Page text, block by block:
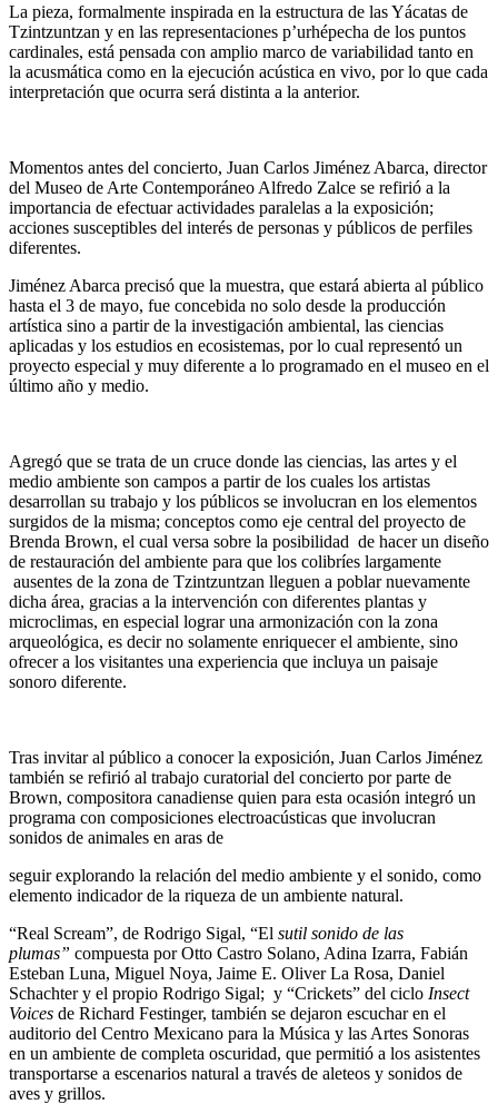
La pieza, formalmente inspirada en la estructura de las Yácatas de
Tzintzuntzan y en las representaciones p’urhépecha de los puntos
cardinales, está pensada con amplio marco de variabilidad tanto en
la acusmática como en la ejecución acústica en vivo, por lo que cada
interpretación que ocurra será distinta a la anterior.
Momentos antes del concierto, Juan Carlos Jiménez Abarca, director
del Museo de Arte Contemporáneo Alfredo Zalce se refirió a la
importancia de efectuar actividades paralelas a la exposición;
acciones susceptibles del interés de personas y públicos de perfiles
diferentes.
Jiménez Abarca precisó que la muestra, que estará abierta al público
hasta el 3 de mayo, fue concebida no solo desde la producción
artística sino a partir de la investigación ambiental, las ciencias
aplicadas y los estudios en ecosistemas, por lo cual representó un
proyecto especial y muy diferente a lo programado en el museo en el
último año y medio.
Agregó que se trata de un cruce donde las ciencias, las artes y el
medio ambiente son campos a partir de los cuales los artistas
desarrollan su trabajo y los públicos se involucran en los elementos
surgidos de la misma; conceptos como eje central del proyecto de
Brenda Brown, el cual versa sobre la posibilidad de hacer un diseño
de restauración del ambiente para que los colibríes largamente
ausentes de la zona de Tzintzuntzan lleguen a poblar nuevamente
dicha área, gracias a la intervención con diferentes plantas y
microclimas, en especial lograr una armonización con la zona
arqueológica, es decir no solamente enriquecer el ambiente, sino
ofrecer a los visitantes una experiencia que incluya un paisaje
sonoro diferente.
Tras invitar al público a conocer la exposición, Juan Carlos Jiménez
también se refirió al trabajo curatorial del concierto por parte de
Brown, compositora canadiense quien para esta ocasión integró un
programa con composiciones electroacústicas que involucran
sonidos de animales en aras de
seguir explorando la relación del medio ambiente y el sonido, como
elemento indicador de la riqueza de un ambiente natural.
“Real Scream”, de Rodrigo Sigal, “El sutil sonido de las
plumas” compuesta por Otto Castro Solano, Adina Izarra, Fabián
Esteban Luna, Miguel Noya, Jaime E. Oliver La Rosa, Daniel
Schachter y el propio Rodrigo Sigal; y “Crickets” del ciclo Insect
Voices de Richard Festinger, también se dejaron escuchar en el
auditorio del Centro Mexicano para la Música y las Artes Sonoras
en un ambiente de completa oscuridad, que permitió a los asistentes
transportarse a escenarios natural a través de aleteos y sonidos de
aves y grillos.